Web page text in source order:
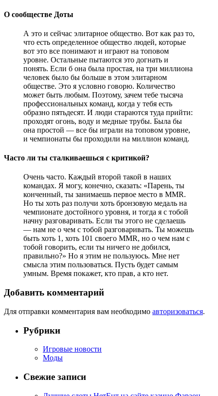
О сообществе Доты
А это и сейчас элитарное общество. Вот как раз то,
что есть определенное общество людей, которые
вот это все понимают и играют на топовом
уровне. Остальные пытаются это догнать и
понять. Если б она была простая, на три миллиона
человек было бы больше в этом элитарном
обществе. Это я условно говорю. Количество
может быть любым. Поэтому, зачем тебе тысяча
профессиональных команд, когда у тебя есть
образно пятьдесят. И люди стараются туда прийти:
проходят огонь, воду и медные трубы. Была бы
она простой — все бы играли на топовом уровне,
и чемпионаты бы проходили на миллион команд.
Часто ли ты сталкиваешься с критикой?
Очень часто. Каждый второй такой в наших
командах. Я могу, конечно, сказать: «Парень, ты
конченный, ты занимаешь первое место в MMR.
Но ты хоть раз получи хоть бронзовую медаль на
чемпионате достойного уровня, и тогда я с тобой
начну разговаривать. Если ты этого не сделаешь
— нам не о чем с тобой разговаривать. Ты можешь
быть хоть 1, хоть 101 своего MMR, но о чем нам с
тобой говорить, если ты ничего не добился,
правильно?» Но я этим не пользуюсь. Мне нет
смысла этим пользоваться. Пусть будет самым
умным. Время покажет, кто прав, а кто нет.
Добавить комментарий
Для отправки комментария вам необходимо авторизоваться.
Рубрики
Игровые новости
Моды
Свежие записи